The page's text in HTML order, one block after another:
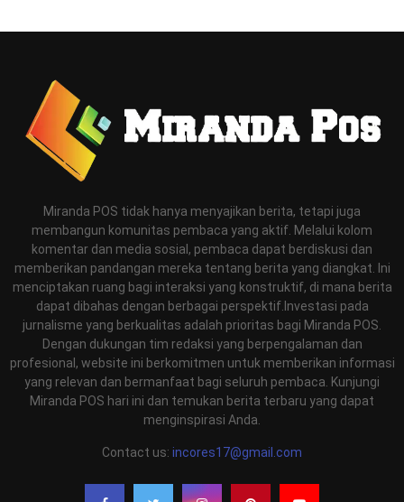
Miranda POS tidak hanya menyajikan berita, tetapi juga
membangun komunitas pembaca yang aktif. Melalui kolom
komentar dan media sosial, pembaca dapat berdiskusi dan
memberikan pandangan mereka tentang berita yang diangkat. Ini
menciptakan ruang bagi interaksi yang konstruktif, di mana berita
dapat dibahas dengan berbagai perspektif.Investasi pada
jurnalisme yang berkualitas adalah prioritas bagi Miranda POS.
Dengan dukungan tim redaksi yang berpengalaman dan
profesional, website ini berkomitmen untuk memberikan informasi
yang relevan dan bermanfaat bagi seluruh pembaca. Kunjungi
Miranda POS hari ini dan temukan berita terbaru yang dapat
menginspirasi Anda.
Contact us: incores17@gmail.com